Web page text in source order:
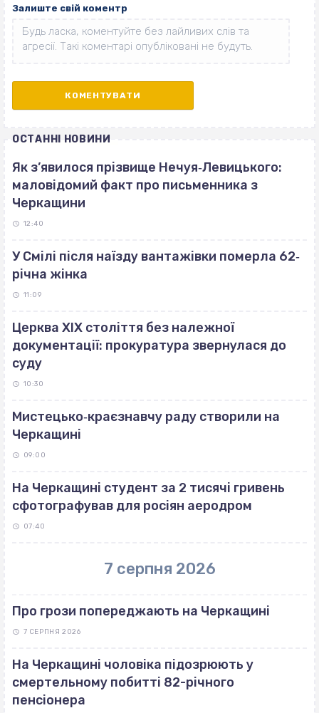
Залиште свій коментр
ОСТАННІ НОВИНИ
Як з’явилося прізвище Нечуя‐Левицького:
маловідомий факт про письменника з
Черкащини
12:40
У Смілі після наїзду вантажівки померла 62‐
річна жінка
11:09
Церква ХІХ століття без належної
документації: прокуратура звернулася до
суду
10:30
Мистецько‐краєзнавчу раду створили на
Черкащині
09:00
На Черкащині студент за 2 тисячі гривень
сфотографував для росіян аеродром
07:40
7 серпня 2026
Про грози попереджають на Черкащині
7 СЕРПНЯ 2026
На Черкащині чоловіка підозрюють у
смертельному побитті 82-річного
пенсіонера